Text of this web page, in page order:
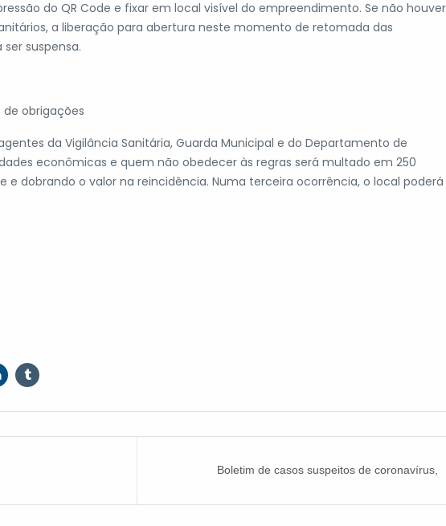
do QR Code e fixar em local visível do empreendimento. Se não houver
a liberação para abertura neste momento de retomada das
suspensa.
obrigações
da Vigilância Sanitária, Guarda Municipal e do Departamento de
econômicas e quem não obedecer às regras será multado em 250
e dobrando o valor na reincidência. Numa terceira ocorrência, o local poderá
Boletim de casos suspeitos de coronavírus,